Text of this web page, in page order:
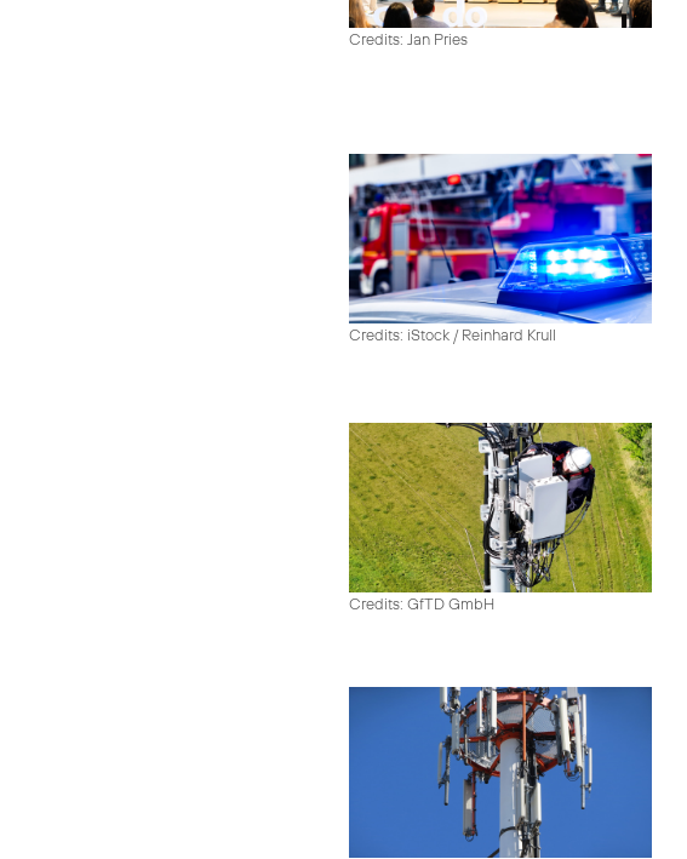
Credits: Jan Pries
Credits: iStock / Reinhard Krull
Credits: GfTD GmbH